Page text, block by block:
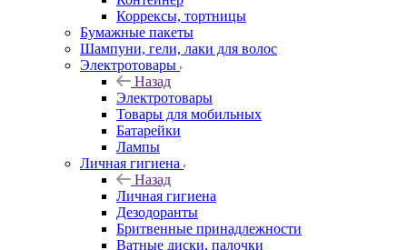
Коррексы, тортницы
Бумажные пакеты
Шампуни, гели, лаки для волос
Электротовары
Назад
Электротовары
Товары для мобильных
Батарейки
Лампы
Личная гигиена
Назад
Личная гигиена
Дезодоранты
Бритвенные принадлежности
Ватные диски, палочки